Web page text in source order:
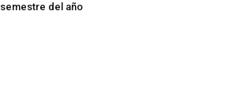
semestre del año